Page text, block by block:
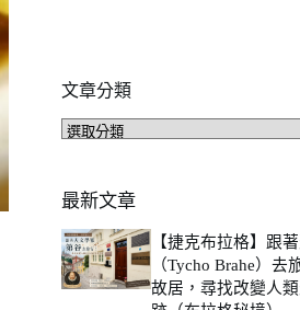
文章分類
文
類
最新文章
【捷克布拉格】跟
（Tycho Brahe）去
故居，尋找改變人